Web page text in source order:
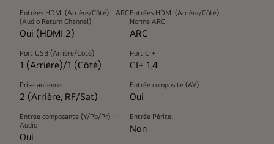
Entrées HDMI (Arrière/Côté) - ARC
(Audio Return Channel)
Oui (HDMI 2)
Entrées HDMI (Arrière/Côté) -
Norme ARC
ARC
Port USB (Arrière/Côté)
1 (Arrière)/1 (Côté)
Port Ci+
CI+ 1.4
Prise antenne
2 (Arrière, RF/Sat)
Entrée composite (AV)
Oui
Entrée composante (Y/Pb/Pr) +
Audio
Oui
Entrée Péritel
Non